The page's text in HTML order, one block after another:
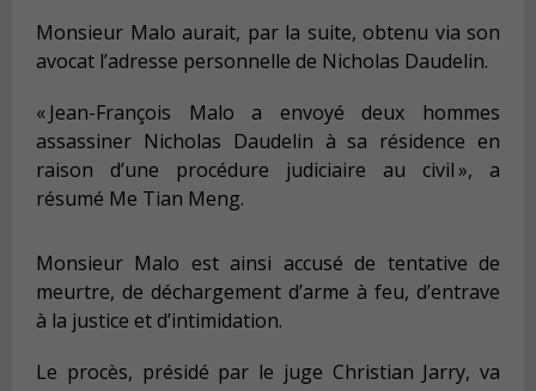
Monsieur Malo aurait, par la suite, obtenu via son
avocat l’adresse personnelle de Nicholas Daudelin.
« Jean-François Malo a envoyé deux hommes
assassiner Nicholas Daudelin à sa résidence en
raison d’une procédure judiciaire au civil », a
résumé Me Tian Meng.
Monsieur Malo est ainsi accusé de tentative de
meurtre, de déchargement d’arme à feu, d’entrave
à la justice et d’intimidation.
Le procès, présidé par le juge Christian Jarry, va